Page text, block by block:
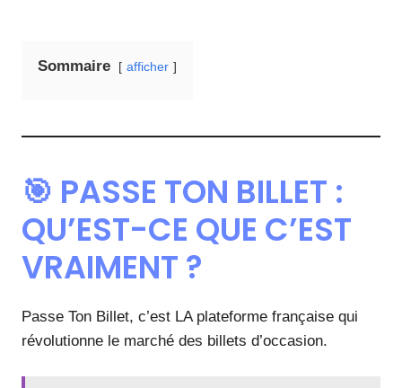
Sommaire afficher
🎯 PASSE TON BILLET :
QU’EST-CE QUE C’EST
VRAIMENT ?
Passe Ton Billet, c’est LA plateforme française qui
révolutionne le marché des billets d’occasion.